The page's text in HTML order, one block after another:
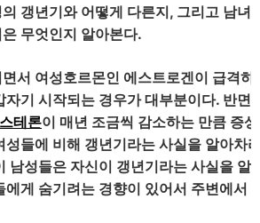
갱년기와 어떻게 다른지, 그리고 남녀
무엇인지 알아본다.
서 여성호르몬인 에스트로겐이 급격하
자기 시작되는 경우가 대부분이다. 반면
테론이 매년 조금씩 감소하는 만큼 증
성들에 비해 갱년기라는 사실을 알아차
남성들은 자신이 갱년기라는 사실을 알
에게 숨기려는 경향이 있어서 주변에서